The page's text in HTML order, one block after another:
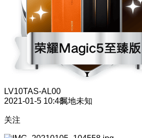
LV10TAS-AL00
2021-01-5 10:48属地未知
关注